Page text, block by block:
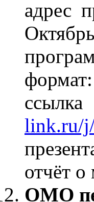
адрес
link.ru/
отчёт
ОМО